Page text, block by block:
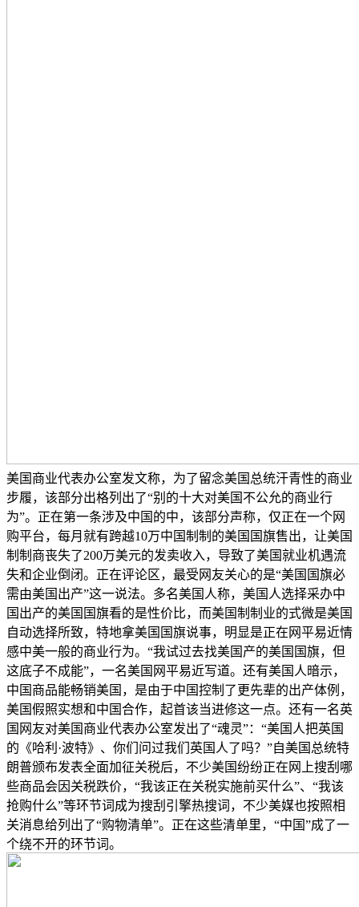
美国商业代表办公室发文称，为了留念美国总统汗青性的商业
步履，该部分出格列出了“别的十大对美国不公允的商业行
为”。正在第一条涉及中国的中，该部分声称，仅正在一个网
购平台，每月就有跨越10万中国制制的美国国旗售出，让美国
制制商丧失了200万美元的发卖收入，导致了美国就业机遇流
失和企业倒闭。正在评论区，最受网友关心的是“美国国旗必
需由美国出产”这一说法。多名美国人称，美国人选择采办中
国出产的美国国旗看的是性价比，而美国制制业的式微是美国
自动选择所致，特地拿美国国旗说事，明显是正在网平易近情
感中美一般的商业行为。“我试过去找美国产的美国国旗，但
这底子不成能”，一名美国网平易近写道。还有美国人暗示，
中国商品能畅销美国，是由于中国控制了更先辈的出产体例，
美国假照实想和中国合作，起首该当进修这一点。还有一名英
国网友对美国商业代表办公室发出了“魂灵”：“美国人把英国
的《哈利·波特》、你们问过我们英国人了吗？”自美国总统特
朗普颁布发表全面加征关税后，不少美国纷纷正在网上搜刮哪
些商品会因关税跌价，“我该正在关税实施前买什么”、“我该
抢购什么”等环节词成为搜刮引擎热搜词，不少美媒也按照相
关消息给列出了“购物清单”。正在这些清单里，“中国”成了一
个绕不开的环节词。